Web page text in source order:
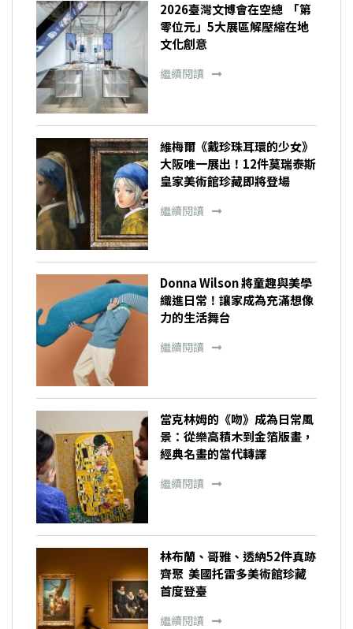
2026臺灣文博會在空總 「第
零位元」5大展區解壓縮在地
文化創意
繼續閱讀
維梅爾《戴珍珠耳環的少女》
大阪唯一展出！12件莫瑞泰斯
皇家美術館珍藏即將登場
繼續閱讀
Donna Wilson 將童趣與美學
織進日常！讓家成為充滿想像
力的生活舞台
繼續閱讀
當克林姆的《吻》成為日常風
景：從樂高積木到金箔版畫，
經典名畫的當代轉譯
繼續閱讀
林布蘭、哥雅、透納52件真跡
齊聚 美國托雷多美術館珍藏
首度登臺
繼續閱讀